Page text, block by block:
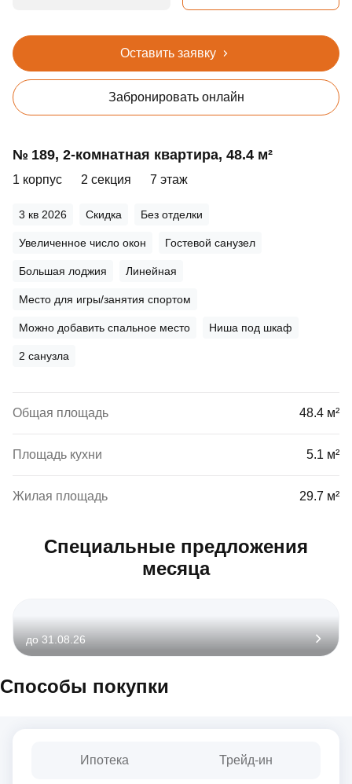
Оставить заявку
Забронировать онлайн
№ 189, 2‑комнатная квартира, 48.4 м²
1 корпус 2 секция 7 этаж
3 кв 2026 Скидка Без отделки
Увеличенное число окон Гостевой санузел
Большая лоджия Линейная
Место для игры/занятия спортом
Можно добавить спальное место Ниша под шкаф
2 санузла
Общая площадь 48.4 м²
Площадь кухни 5.1 м²
Жилая площадь 29.7 м²
Специальные предложения
месяца
до 31.08.26
Способы покупки
Ипотека Трейд-ин